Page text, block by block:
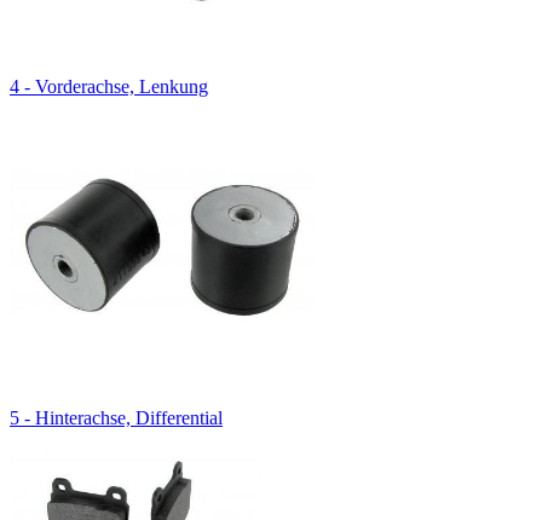
4 - Vorderachse, Lenkung
5 - Hinterachse, Differential